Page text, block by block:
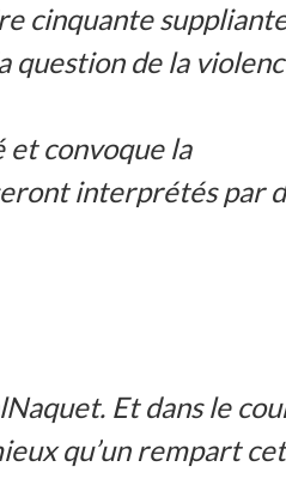
cinquante
question de la
et convoque la
interprétés par
Et dans le
qu’un rempart cet